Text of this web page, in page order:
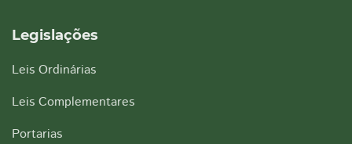
Legislações
Leis Ordinárias
Leis Complementares
Portarias